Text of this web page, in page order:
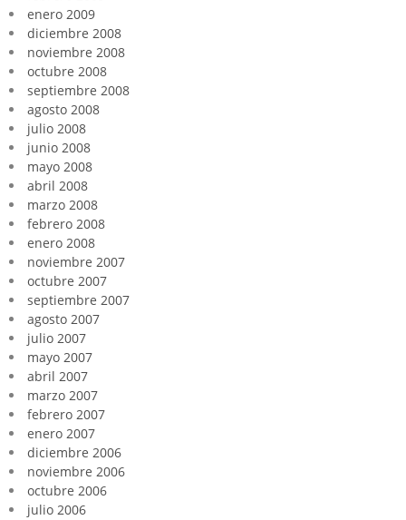
enero 2009
diciembre 2008
noviembre 2008
octubre 2008
septiembre 2008
agosto 2008
julio 2008
junio 2008
mayo 2008
abril 2008
marzo 2008
febrero 2008
enero 2008
noviembre 2007
octubre 2007
septiembre 2007
agosto 2007
julio 2007
mayo 2007
abril 2007
marzo 2007
febrero 2007
enero 2007
diciembre 2006
noviembre 2006
octubre 2006
julio 2006